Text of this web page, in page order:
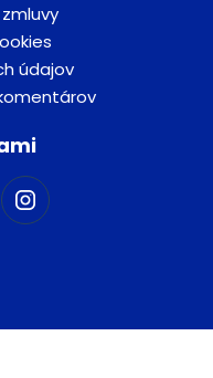
údajov